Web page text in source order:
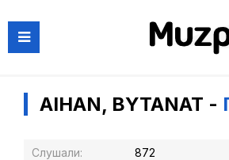
AIHAN, BYTANAT -
Слушали:
872